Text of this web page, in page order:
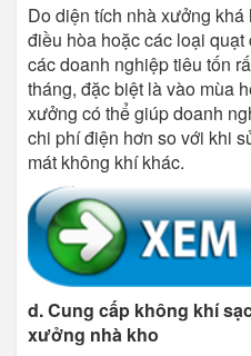
Do diện tích nhà xưởng
điều hòa hoặc các loại
các doanh nghiệp tiêu tốn
tháng, đặc biệt là vào mùa
xưởng có thể giúp doanh
chi phí điện hơn so với khi
mát không khí khác.
d. Cung cấp không khí
xưởng nhà kho